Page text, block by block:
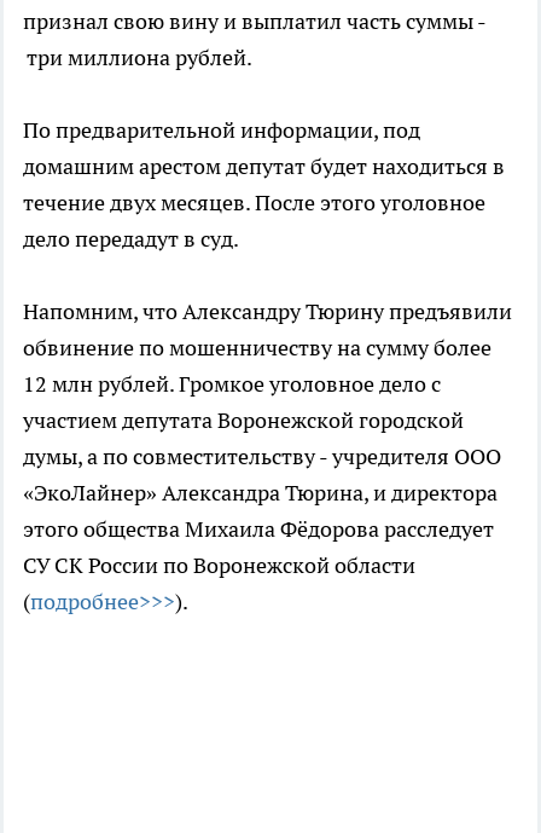
признал свою вину и выплатил часть суммы -
три миллиона рублей.
По предварительной информации, под
домашним арестом депутат будет находиться в
течение двух месяцев. После этого уголовное
дело передадут в суд.
Напомним, что Александру Тюрину предъявили
обвинение по мошенничеству на сумму более
12 млн рублей. Громкое уголовное дело с
участием депутата Воронежской городской
думы, а по совместительству - учредителя ООО
«ЭкоЛайнер» Александра Тюрина, и директора
этого общества Михаила Фёдорова расследует
СУ СК России по Воронежской области
(подробнее>>>).